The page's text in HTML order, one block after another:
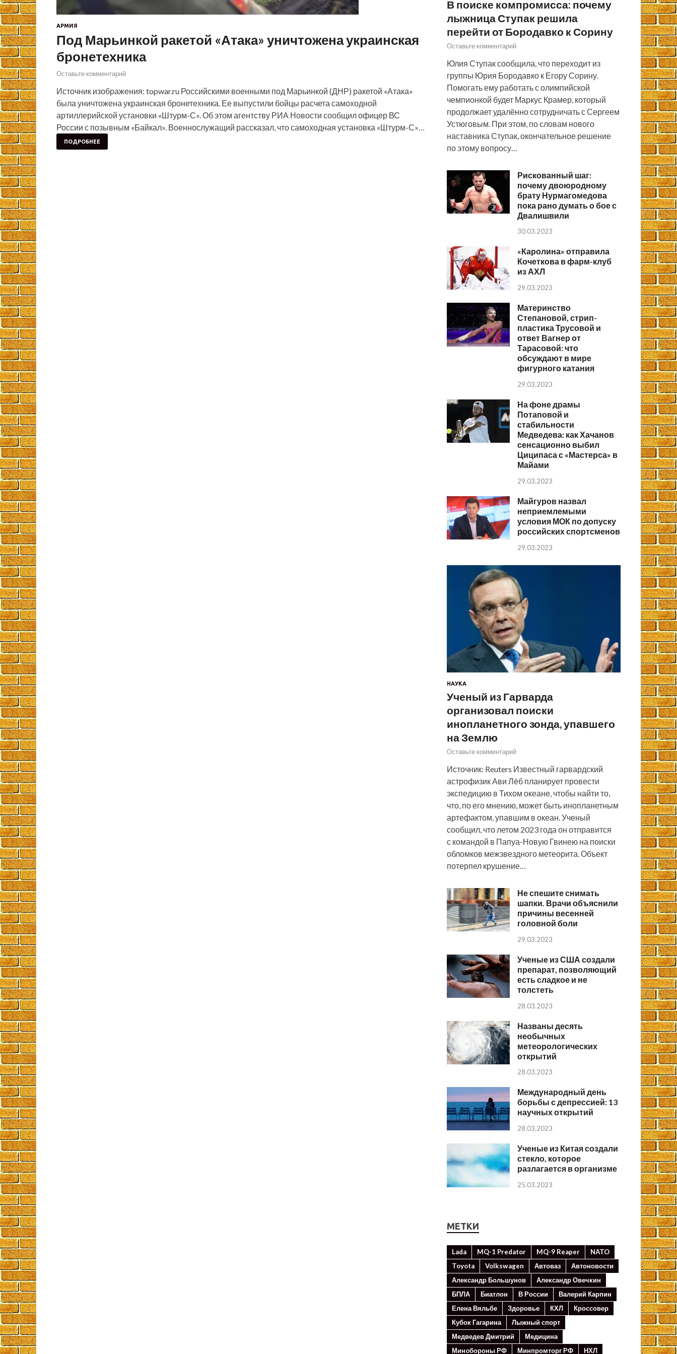
АРМИЯ
Под Марьинкой ракетой «Атака» уничтожена украинская
бронетехника
Оставьте комментарий
Источник изображения: topwar.ru Российскими военными под Марьинкой (ДНР) ракетой «Атака»
была уничтожена украинская бронетехника. Ее выпустили бойцы расчета самоходной
артиллерийской установки «Штурм-С». Об этом агентству РИА Новости сообщил офицер ВС
России с позывным «Байкал». Военнослужащий рассказал, что самоходная установка «Штурм-С»…
ПОДРОБНЕЕ
В поиске компромисса: почему
лыжница Ступак решила
перейти от Бородавко к Сорину
Оставьте комментарий
Юлия Ступак сообщила, что переходит из
группы Юрия Бородавко к Егору Сорину.
Помогать ему работать с олимпийской
чемпионкой будет Маркус Крамер, который
продолжает удалённо сотрудничать с Сергеем
Устюговым. При этом, по словам нового
наставника Ступак, окончательное решение
по этому вопросу…
Рискованный шаг:
почему двоюродному
брату Нурмагомедова
пока рано думать о бое с
Двалишвили
30.03.2023
«Каролина» отправила
Кочеткова в фарм-клуб
из АХЛ
29.03.2023
Материнство
Степановой, стрип-
пластика Трусовой и
ответ Вагнер от
Тарасовой: что
обсуждают в мире
фигурного катания
29.03.2023
На фоне драмы
Потаповой и
стабильности
Медведева: как Хачанов
сенсационно выбил
Циципаса с «Мастерса» в
Майами
29.03.2023
Майгуров назвал
неприемлемыми
условия МОК по допуску
российских спортсменов
29.03.2023
НАУКА
Ученый из Гарварда
организовал поиски
инопланетного зонда, упавшего
на Землю
Оставьте комментарий
Источник: Reuters Известный гарвардский
астрофизик Ави Лёб планирует провести
экспедицию в Тихом океане, чтобы найти то,
что, по его мнению, может быть инопланетным
артефактом, упавшим в океан. Ученый
сообщил, что летом 2023 года он отправится
с командой в Папуа-Новую Гвинею на поиски
обломков межзвездного метеорита. Объект
потерпел крушение…
Не спешите снимать
шапки. Врачи объяснили
причины весенней
головной боли
29.03.2023
Ученые из США создали
препарат, позволяющий
есть сладкое и не
толстеть
28.03.2023
Названы десять
необычных
метеорологических
открытий
28.03.2023
Международный день
борьбы с депрессией: 13
научных открытий
28.03.2023
Ученые из Китая создали
стекло, которое
разлагается в организме
25.03.2023
МЕТКИ
Lada MQ-1 Predator MQ-9 Reaper
NATO
Toyota
Volkswagen Автоваз
Автоновости
Александр Большунов
Александр Овечкин
БПЛА
Биатлон В России
Валерий Карпин
Елена Вяльбе
Здоровье КХЛ
Кроссовер
Кубок Гагарина
Лыжный спорт
Медведев Дмитрий
Медицина
Минoбороны РФ
Минпромторг РФ НХЛ